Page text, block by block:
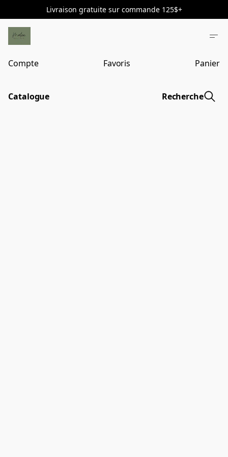
Livraison gratuite sur commande 125$+
Compte Favoris Panier
Catalogue Recherche